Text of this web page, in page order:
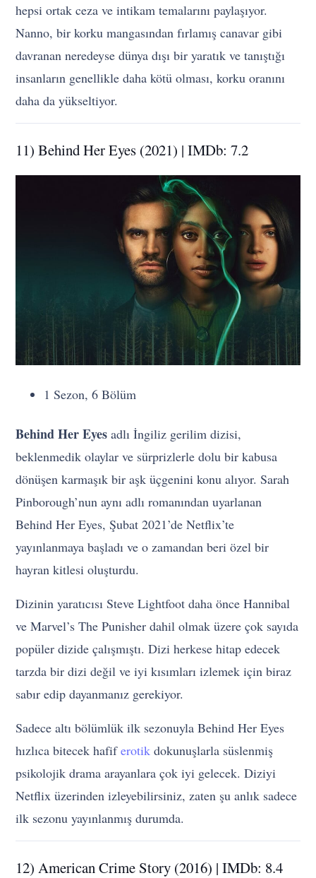
hepsi ortak ceza ve intikam temalarını paylaşıyor.
Nanno, bir korku mangasından fırlamış canavar gibi
davranan neredeyse dünya dışı bir yaratık ve tanıştığı
insanların genellikle daha kötü olması, korku oranını
daha da yükseltiyor.
11) Behind Her Eyes (2021) | IMDb: 7.2
1 Sezon, 6 Bölüm
Behind Her Eyes adlı İngiliz gerilim dizisi,
beklenmedik olaylar ve sürprizlerle dolu bir kabusa
dönüşen karmaşık bir aşk üçgenini konu alıyor. Sarah
Pinborough’nun aynı adlı romanından uyarlanan
Behind Her Eyes, Şubat 2021’de Netflix’te
yayınlanmaya başladı ve o zamandan beri özel bir
hayran kitlesi oluşturdu.
Dizinin yaratıcısı Steve Lightfoot daha önce Hannibal
ve Marvel’s The Punisher dahil olmak üzere çok sayıda
popüler dizide çalışmıştı. Dizi herkese hitap edecek
tarzda bir dizi değil ve iyi kısımları izlemek için biraz
sabır edip dayanmanız gerekiyor.
Sadece altı bölümlük ilk sezonuyla Behind Her Eyes
hızlıca bitecek hafiferotik dokunuşlarla süslenmiş
psikolojik drama arayanlara çok iyi gelecek. Diziyi
Netflix üzerinden izleyebilirsiniz, zaten şu anlık sadece
ilk sezonu yayınlanmış durumda.
12) American Crime Story (2016) | IMDb: 8.4